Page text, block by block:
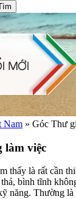
Nam » Góc Thư
làm việc
thấy là rất cần
bình tĩnh
năng. Thường